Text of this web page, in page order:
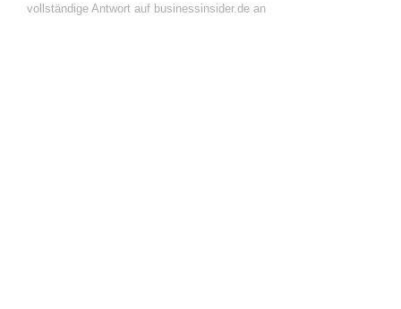
vollständige Antwort auf businessinsider.de an